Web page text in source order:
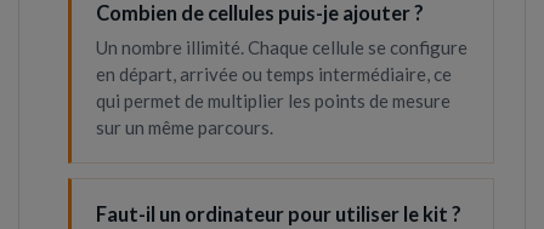
Combien de cellules puis-je ajouter ?
Un nombre illimité. Chaque cellule se configure
en départ, arrivée ou temps intermédiaire, ce
qui permet de multiplier les points de mesure
sur un même parcours.
Faut-il un ordinateur pour utiliser le kit ?